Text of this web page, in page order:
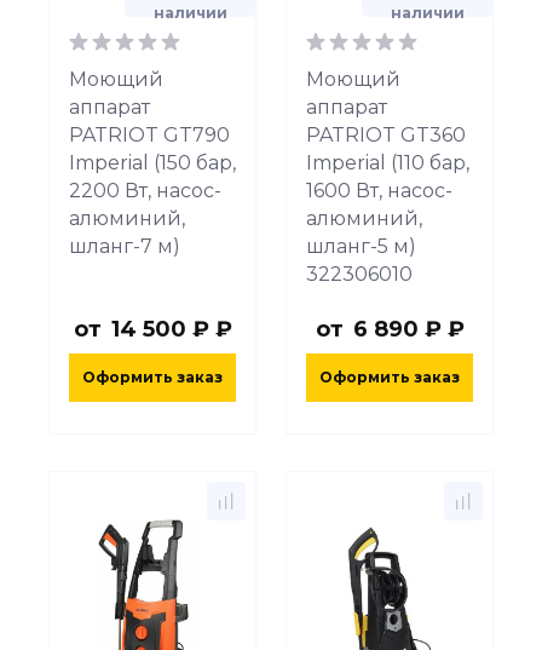
наличии
Моющий
аппарат
PATRIOT GT790
Imperial (150 бар,
2200 Вт, насос-
алюминий,
шланг-7 м)
от 14 500 ₽ ₽
Оформить заказ
наличии
Моющий
аппарат
PATRIOT GT360
Imperial (110 бар,
1600 Вт, насос-
алюминий,
шланг-5 м)
322306010
от 6 890 ₽ ₽
Оформить заказ